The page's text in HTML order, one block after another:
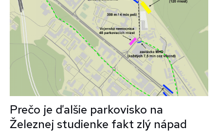
Prečo je ďalšie parkovisko na
Železnej studienke fakt zlý nápad